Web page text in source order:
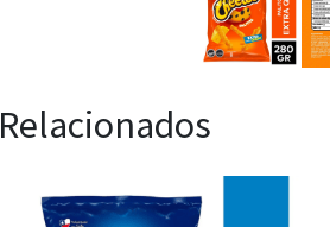
Relacionados